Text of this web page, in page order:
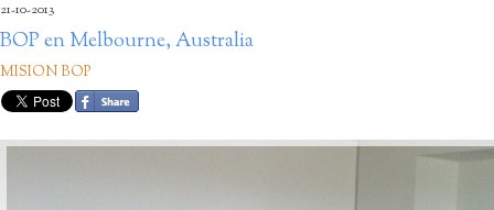
21-10-2013
BOP en Melbourne, Australia
MISION BOP